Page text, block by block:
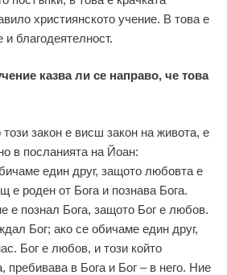
християнското учение. В това е
и благодеятелност.
казва ли се направо, че това
закон е висш закон на живота, е
в посланията на Йоан:
един друг, защото любовта е
е роден от Бога и познава Бога.
е познал Бога, защото Бог е любов.
Бог; ако се обичаме един друг,
Бог е любов, и този който
пребивава в Бога и Бог – в него. Ние